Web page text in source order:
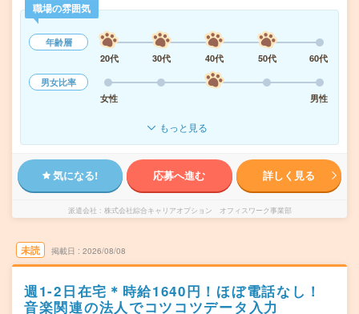
職場の雰囲気
年齢層
20代
30代 40代 50代
60代
男女比率
女性
男性
もっと見る
気になる! 応募へ進む 詳しく見る
派遣会社 株式会社綜合キャリアオプション オフィスワーク事業部
未読 掲載日 2026/08/08
週1-2日在宅＊時給1640円！ほぼ電話なし！
音楽関連の法人でコツコツデータ入力